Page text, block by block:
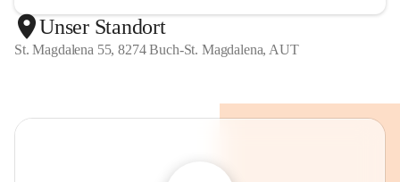
Unser Standort
St. Magdalena 55, 8274 Buch-St. Magdalena, AUT